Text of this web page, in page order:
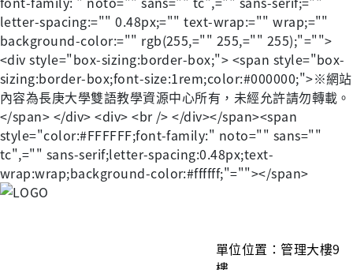
letter-spacing:="" 0.48px;="" text-wrap:="" wrap;=""
background-color:="" rgb(255,="" 255,="" 255);"="">
<div style="box-sizing:border-box;"> <span style="box-
sizing:border-box;font-size:1rem;color:#000000;">※網站
內容為長庚大學雙語教學資源中心所有，未經允許請勿轉載。
</span> </div> <div> <br /> </div></span><span
style="color:#FFFFFF;font-family:" noto="" sans=""
tc",="" sans-serif;letter-spacing:0.48px;text-
wrap:wrap;background-color:#ffffff;"=""></span>
單位位置：管理大樓9